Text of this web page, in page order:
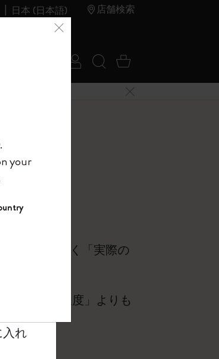
日本 (日本語) 店舗検索
ログイン
検索 (キーワード
カート 0 アイ
メニューを閉じる
さい:
度」ではなく「実際の
「実際の温度」よりも
初
り
は
れ
your